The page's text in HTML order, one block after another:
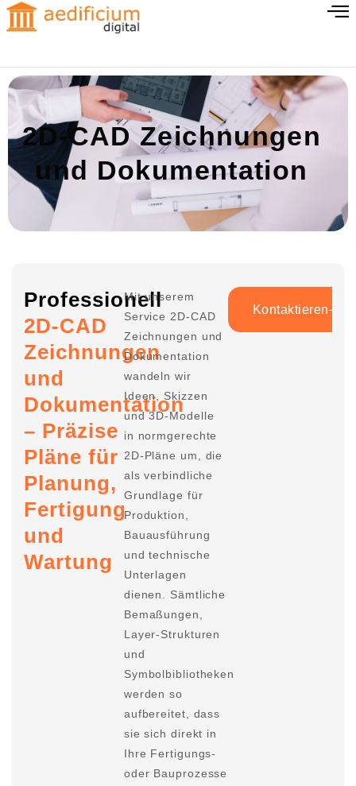
2D-CAD Zeichnungen
und Dokumentation
Professionell
2D-CAD
Zeichnungen
und
Dokumentation
– Präzise
Pläne für
Planung,
Fertigung
und
Wartung
Mit unserem
Service 2D-CAD
Zeichnungen und
Dokumentation
wandeln wir
Ideen, Skizzen
und 3D-Modelle
in normgerechte
2D-Pläne um, die
als verbindliche
Grundlage für
Produktion,
Bauausführung
und technische
Unterlagen
dienen. Sämtliche
Bemaßungen,
Layer-Strukturen
und
Symbolbibliotheken
werden so
aufbereitet, dass
sie sich direkt in
Ihre Fertigungs-
oder Bauprozesse
Kontaktieren